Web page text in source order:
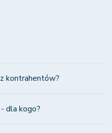
kontrahentów?
dla kogo?